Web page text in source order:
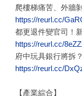
爬樓梯痛苦、外牆
https://reurl.cc/
都更退件變官司！
https://reurl.cc/
府中玩具銀行將拆
https://reurl.cc/
【產業綜合】